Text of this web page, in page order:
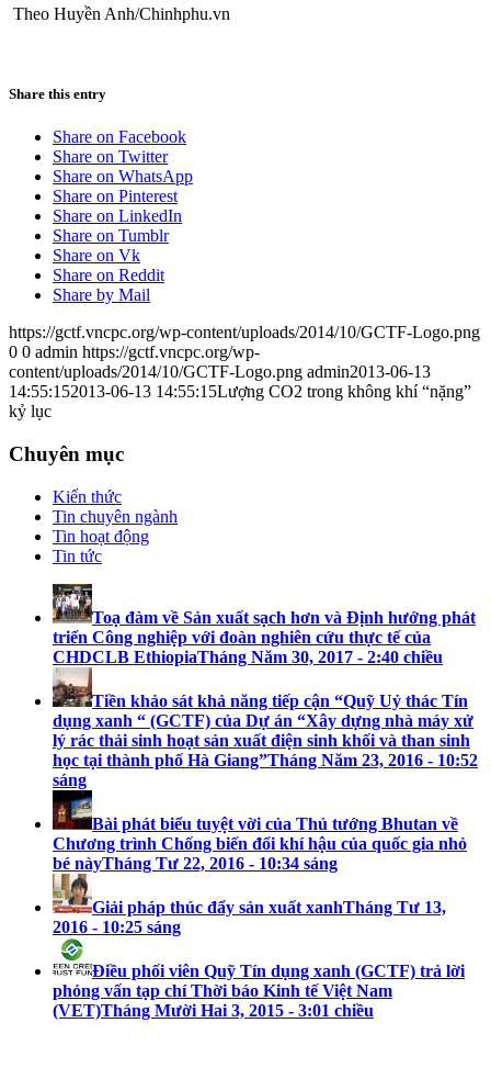
Theo Huyền Anh/Chinhphu.vn
Share this entry
Share on Facebook
Share on Twitter
Share on WhatsApp
Share on Pinterest
Share on LinkedIn
Share on Tumblr
Share on Vk
Share on Reddit
Share by Mail
https://gctf.vncpc.org/wp-content/uploads/2014/10/GCTF-Logo.png
0 0 admin https://gctf.vncpc.org/wp-
content/uploads/2014/10/GCTF-Logo.png admin2013-06-13
14:55:152013-06-13 14:55:15Lượng CO2 trong không khí “nặng”
kỷ lục
Chuyên mục
Kiến thức
Tin chuyên ngành
Tin hoạt động
Tin tức
Toạ đàm về Sản xuất sạch hơn và Định hướng phát
triển Công nghiệp với đoàn nghiên cứu thực tế của
CHDCLB EthiopiaTháng Năm 30, 2017 - 2:40 chiều
Tiền khảo sát khả năng tiếp cận “Quỹ Uỷ thác Tín
dụng xanh “ (GCTF) của Dự án “Xây dựng nhà máy xử
lý rác thải sinh hoạt sản xuất điện sinh khối và than sinh
học tại thành phố Hà Giang”Tháng Năm 23, 2016 - 10:52
sáng
Bài phát biểu tuyệt vời của Thủ tướng Bhutan về
Chương trình Chống biến đổi khí hậu của quốc gia nhỏ
bé nàyTháng Tư 22, 2016 - 10:34 sáng
Giải pháp thúc đẩy sản xuất xanhTháng Tư 13,
2016 - 10:25 sáng
Điều phối viên Quỹ Tín dụng xanh (GCTF) trả lời
phỏng vấn tạp chí Thời báo Kinh tế Việt Nam
(VET)Tháng Mười Hai 3, 2015 - 3:01 chiều